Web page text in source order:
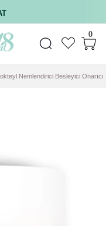
0
Nemlendirici Besleyici